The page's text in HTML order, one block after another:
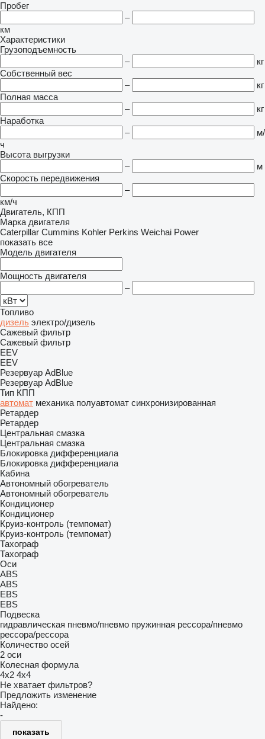
Пробег
–
км
Характеристики
Грузоподъемность
–
кг
Собственный вес
–
кг
Полная масса
–
кг
Наработка
–
м/
ч
Высота выгрузки
–
м
Скорость передвижения
–
км/ч
Двигатель, КПП
Марка двигателя
Caterpillar Cummins Kohler Perkins Weichai Power
показать все
Модель двигателя
Мощность двигателя
–
Топливо
дизель электро/дизель
Сажевый фильтр
Сажевый фильтр
EEV
EEV
Резервуар AdBlue
Резервуар AdBlue
Тип КПП
автомат механика полуавтомат синхронизированная
Ретардер
Ретардер
Центральная смазка
Центральная смазка
Блокировка дифференциала
Блокировка дифференциала
Кабина
Автономный обогреватель
Автономный обогреватель
Кондиционер
Кондиционер
Круиз-контроль (темпомат)
Круиз-контроль (темпомат)
Тахограф
Тахограф
Оси
ABS
ABS
EBS
EBS
Подвеска
гидравлическая пневмо/пневмо пружинная рессора/пневмо
рессора/рессора
Количество осей
2 оси
Колесная формула
4x2 4x4
Не хватает фильтров?
Предложить изменение
Найдено:
-
показать